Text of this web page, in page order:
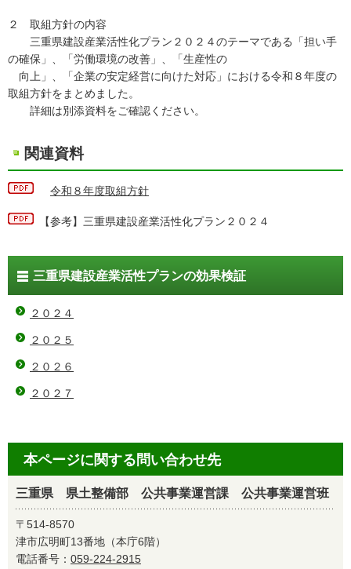
２ 取組方針の内容
三重県建設産業活性化プラン２０２４のテーマである「担い手
の確保」、「労働環境の改善」、「生産性の
向上」、「企業の安定経営に向けた対応」における令和８年度の
取組方針をまとめました。
詳細は別添資料をご確認ください。
関連資料
令和８年度取組方針
【参考】三重県建設産業活性化プラン２０２４
三重県建設産業活性プランの効果検証
２０２４
２０２５
２０２６
２０２７
本ページに関する問い合わせ先
三重県 県土整備部 公共事業運営課 公共事業運営班
〒514-8570
津市広明町13番地（本庁6階）
電話番号： 059-224-2915